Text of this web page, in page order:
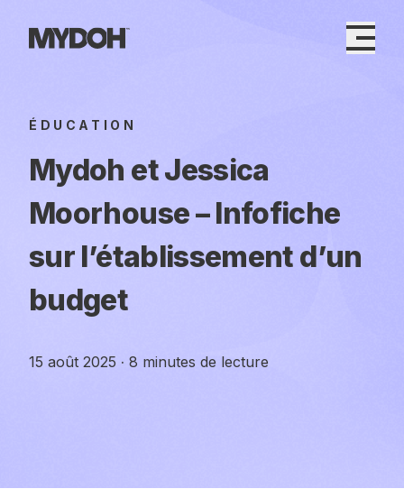
content
ÉDUCATION
Mydoh et Jessica
Moorhouse – Infofiche
sur l’établissement d’un
budget
15 août 2025 · 8 minutes de lecture